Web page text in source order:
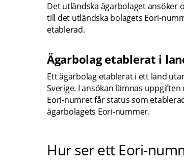
Det utländska ägarbolaget ansöker
till det utländska bolagets Eori-
etablerad.
Ägarbolag etablerat i
Ett ägarbolag etablerat i ett land
Sverige. I ansökan lämnas
Eori-numret får status som
ägarbolagets Eori-nummer.
Hur ser ett Eori-